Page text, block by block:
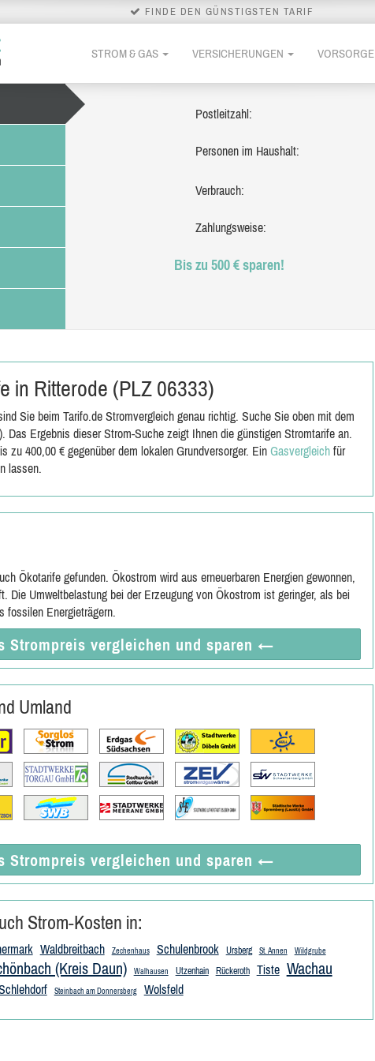
FINDE DEN GÜNSTIGSTEN TARIF
STROM & GAS VERSICHERUNGEN VORSORGE
Postleitzahl:
Personen im Haushalt:
Verbrauch:
Zahlungsweise:
Bis zu 500 € sparen!
in Ritterode (PLZ 06333)
Sie beim Tarifo.de Stromvergleich genau richtig. Suche Sie oben mit dem
Das Ergebnis dieser Strom-Suche zeigt Ihnen die günstigen Stromtarife an.
zu 400,00 € gegenüber dem lokalen Grundversorger. Ein Gasvergleich für
lassen.
Ökotarife gefunden. Ökostrom wird aus erneuerbaren Energien gewonnen,
Die Umweltbelastung bei der Erzeugung von Ökostrom ist geringer, als bei
fossilen Energieträgern.
Strompreis vergleichen und sparen ←
Umland
Strompreis vergleichen und sparen ←
Strom-Kosten in:
Waldbreitbach Zechenhaus Schulenbrook Ursberg St. Annen Wildgrube
(Kreis Daun) Walhausen Utzenhain Rückeroth Tiste Wachau
Steinbach am Donnersberg Wolsfeld